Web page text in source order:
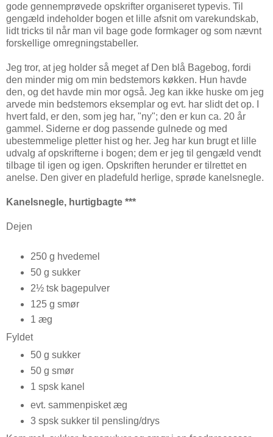
gode gennemprøvede opskrifter organiseret typevis. Til
gengæld indeholder bogen et lille afsnit om varekundskab,
lidt tricks til når man vil bage gode formkager og som nævnt
forskellige omregningstabeller.
Jeg tror, at jeg holder så meget af Den blå Bagebog, fordi
den minder mig om min bedstemors køkken. Hun havde
den, og det havde min mor også. Jeg kan ikke huske om jeg
arvede min bedstemors eksemplar og evt. har slidt det op. I
hvert fald, er den, som jeg har, "ny"; den er kun ca. 20 år
gammel. Siderne er dog passende gulnede og med
ubestemmelige pletter hist og her. Jeg har kun brugt et lille
udvalg af opskrifterne i bogen; dem er jeg til gengæld vendt
tilbage til igen og igen. Opskriften herunder er tilrettet en
anelse. Den giver en pladefuld herlige, sprøde kanelsnegle.
Kanelsnegle, hurtigbagte ***
Dejen
250 g hvedemel
50 g sukker
2½ tsk bagepulver
125 g smør
1 æg
Fyldet
50 g sukker
50 g smør
1 spsk kanel
evt. sammenpisket æg
3 spsk sukker til pensling/drys